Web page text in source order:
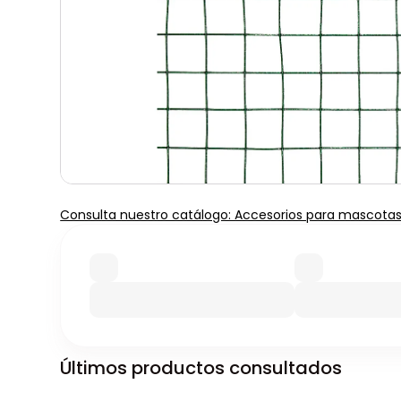
Consulta nuestro catálogo: Accesorios para
Últimos productos consultados